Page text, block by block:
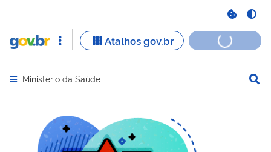
Abrir menu principal de navegação
Ministério da Saúde